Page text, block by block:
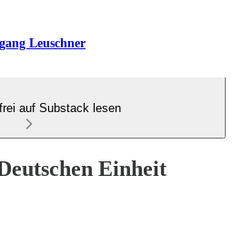
Leuschner
auf Substack lesen
Einheit